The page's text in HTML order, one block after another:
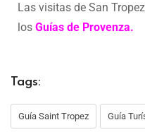
Las visitas de San
los Guías de Provenza.
Tags:
Guía Saint Tropez Guía